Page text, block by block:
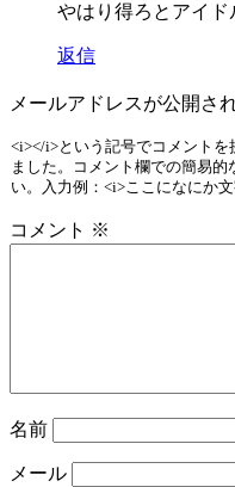
やはり得ろとアイ
返信
メールアドレスが公開さ
<i></i>という記号でコメント
ました。コメント欄での簡易
い。入力例：<i>ここになにか
コメント ※
名前
メール